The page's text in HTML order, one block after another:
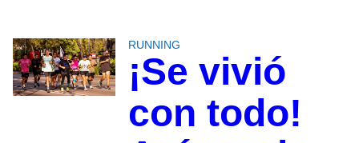
RUNNING
¡Se vivió
con todo!